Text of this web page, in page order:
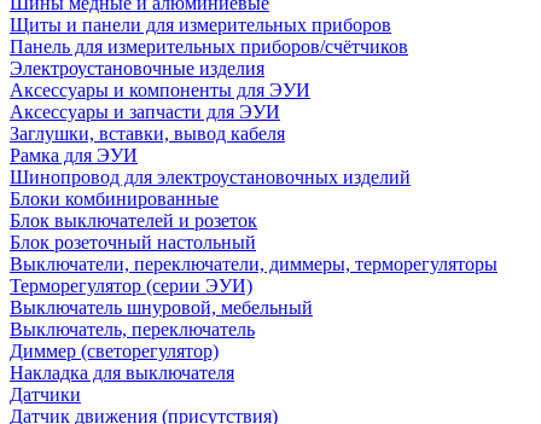
Щиты и панели для измерительных приборов
Панель для измерительных приборов/счётчиков
Электроустановочные изделия
Аксессуары и компоненты для ЭУИ
Аксессуары и запчасти для ЭУИ
Заглушки, вставки, вывод кабеля
Рамка для ЭУИ
Шинопровод для электроустановочных изделий
Блоки комбинированные
Блок выключателей и розеток
Блок розеточный настольный
Выключатели, переключатели, диммеры, терморегуляторы
Терморегулятор (серии ЭУИ)
Выключатель шнуровой, мебельный
Выключатель, переключатель
Диммер (светорегулятор)
Накладка для выключателя
Датчики
Датчик движения (присутствия)